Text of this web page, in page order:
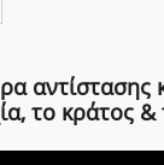
αντίστασης
το κράτος &